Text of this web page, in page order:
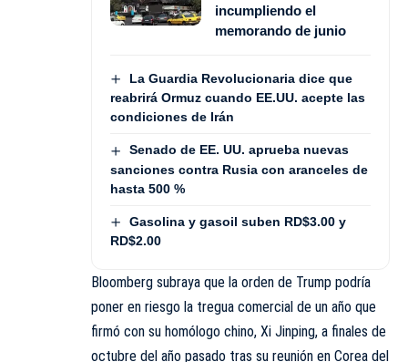
incumpliendo el
memorando de junio
La Guardia Revolucionaria dice que
reabrirá Ormuz cuando EE.UU. acepte las
condiciones de Irán
Senado de EE. UU. aprueba nuevas
sanciones contra Rusia con aranceles de
hasta 500 %
Gasolina y gasoil suben RD$3.00 y
RD$2.00
Bloomberg subraya que la orden de Trump podría
poner en riesgo la tregua comercial de un año que
firmó con su homólogo chino, Xi Jinping, a finales de
octubre del año pasado tras su reunión en Corea del